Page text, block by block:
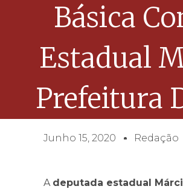
Básica
Estadual
Prefeitura
Junho 15, 2020 Redação
A deputada estadual